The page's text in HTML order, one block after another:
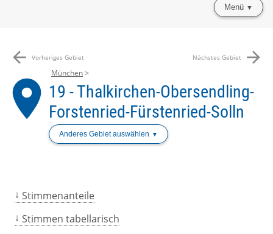
Menü
arrow_back Vorheriges Gebiet Nächstes Gebiet arrow_forward
place
München
19 - Thalkirchen-Obersendling-
Forstenried-Fürstenried-Solln
Anderes Gebiet auswählen
Stimmenanteile
Stimmen tabellarisch